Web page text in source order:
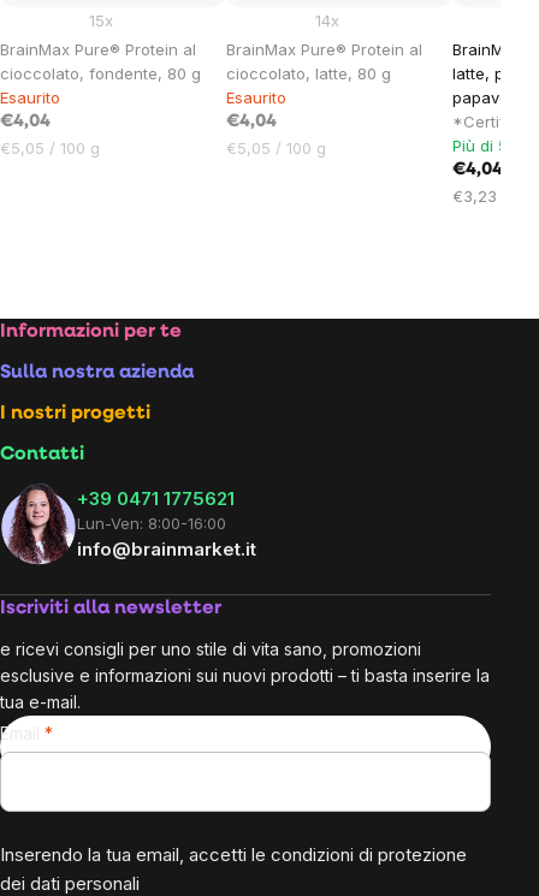
BrainMax Pure® Protein al
cioccolato, fondente, 80 g
15x
Esaurito
€4,04
Prezzo
€5,05 / 100 g
BrainMax Pure® Protein al
cioccolato, latte, 80 g
14x
Esaurito
€4,04
Prezzo
€5,05 / 100 g
BrainMax
latte,
papavero,
Più di 5
€4,04
Prezzo
€3,23 /
Footer
Informazioni per te
Sulla nostra azienda
I nostri progetti
Contatti
+39 0471 1775621
Lun-Ven: 8:00-16:00
info@brainmarket.it
Iscriviti alla newsletter
e ricevi consigli per uno stile di vita sano, promozioni
esclusive e informazioni sui nuovi prodotti – ti basta inserire la
tua e-mail.
Email
Inserendo la tua email, accetti le condizioni di protezione
dei dati personali